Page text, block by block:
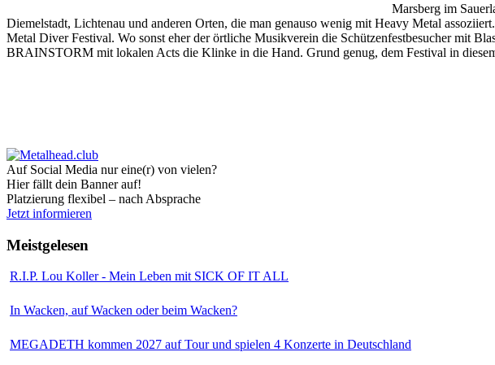
Marsberg im
Diemelstadt, Lichtenau und anderen Orten, die man genauso wenig mit Heavy Metal
Metal Diver Festival. Wo sonst eher der örtliche Musikverein die Schützenfestbesucher mit
BRAINSTORM mit lokalen Acts die Klinke in die Hand. Grund genug, dem Festival in
Auf Social Media nur eine(r) von vielen?
Hier fällt dein Banner auf!
Platzierung flexibel – nach Absprache
Jetzt informieren
Meistgelesen
R.I.P. Lou Koller - Mein Leben mit SICK OF IT ALL
In Wacken, auf Wacken oder beim Wacken?
MEGADETH kommen 2027 auf Tour und spielen 4 Konzerte in Deutschland